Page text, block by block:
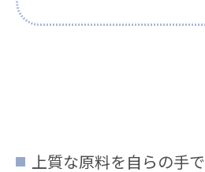
上質な原料を自らの手で